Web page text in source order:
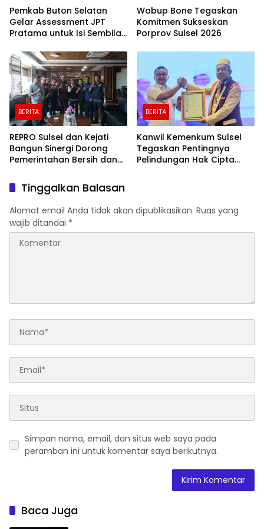
Pemkab Buton Selatan
Gelar Assessment JPT
Pratama untuk Isi Sembilan
Wabup Bone Tegaskan
Komitmen Sukseskan
Porprov Sulsel 2026
BERITA
REPRO Sulsel dan Kejati
Bangun Sinergi Dorong
Pemerintahan Bersih dan
BERITA
Kanwil Kemenkum Sulsel
Tegaskan Pentingnya
Pelindungan Hak Cipta
Tinggalkan Balasan
Alamat email Anda tidak akan dipublikasikan. Ruas yang
wajib ditandai *
Simpan nama, email, dan situs web saya pada
peramban ini untuk komentar saya berikutnya.
Baca Juga